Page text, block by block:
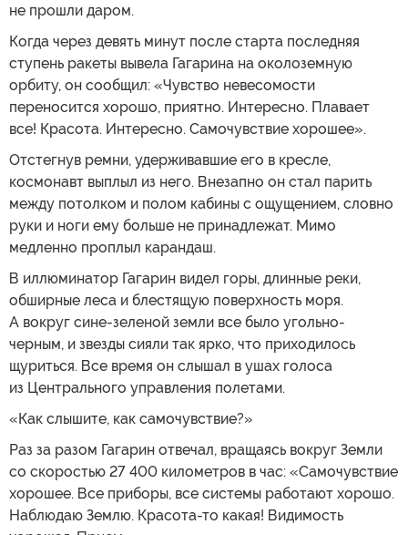
не прошли даром.
Когда через девять минут после старта последняя
ступень ракеты вывела Гагарина на околоземную
орбиту, он сообщил: «Чувство невесомости
переносится хорошо, приятно. Интересно. Плавает
все! Красота. Интересно. Самочувствие хорошее».
Отстегнув ремни, удерживавшие его в кресле,
космонавт выплыл из него. Внезапно он стал парить
между потолком и полом кабины с ощущением, словно
руки и ноги ему больше не принадлежат. Мимо
медленно проплыл карандаш.
В иллюминатор Гагарин видел горы, длинные реки,
обширные леса и блестящую поверхность моря.
А вокруг сине-зеленой земли все было угольно-
черным, и звезды сияли так ярко, что приходилось
щуриться. Все время он слышал в ушах голоса
из Центрального управления полетами.
«Как слышите, как самочувствие?»
Раз за разом Гагарин отвечал, вращаясь вокруг Земли
со скоростью 27 400 километров в час: «Самочувствие
хорошее. Все приборы, все системы работают хорошо.
Наблюдаю Землю. Красота-то какая! Видимость